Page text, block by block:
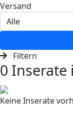
Versand
Filtern
0 Inserate
Keine Inserate